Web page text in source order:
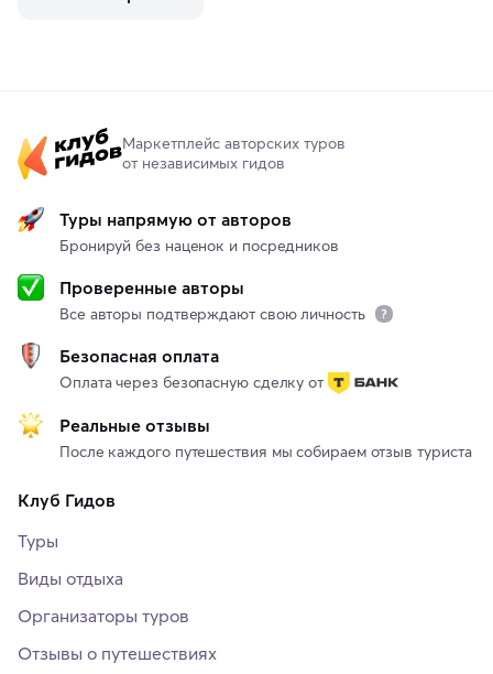
Маркетплейс авторских туров
от независимых гидов
Туры напрямую от авторов
Бронируй без наценок и посредников
Проверенные авторы
Все авторы подтверждают свою личность
Безопасная оплата
Оплата через безопасную сделку от
Реальные отзывы
После каждого путешествия мы собираем отзыв туриста
Клуб Гидов
Туры
Виды отдыха
Организаторы туров
Отзывы о путешествиях